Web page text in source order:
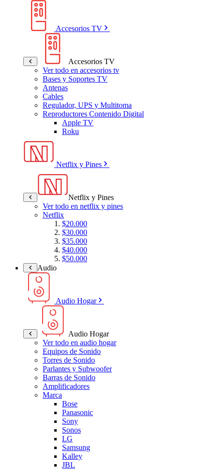
Accesorios TV
Accesorios TV
Ver todo en accesorios tv
Bases y Soportes TV
Antenas
Cables
Regulador, UPS y Multitoma
Reproductores Contenido Digital
Apple TV
Roku
Netflix y Pines
Netflix y Pines
Ver todo en netflix y pines
Netflix
$20.000
$30.000
$35.000
$40.000
$50.000
Audio
Audio Hogar
Audio Hogar
Ver todo en audio hogar
Equipos de Sonido
Torres de Sonido
Parlantes y Subwoofer
Barras de Sonido
Amplificadores
Marca
Bose
Panasonic
Sony
Sonos
LG
Samsung
Kalley
JBL